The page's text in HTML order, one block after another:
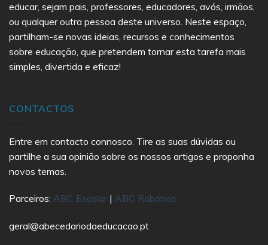
educar, sejam pais, professores, educadores, avós, irmãos,
ou qualquer outra pessoa deste universo. Neste espaço,
partilham-se novas ideias, recursos e conhecimentos
sobre educação, que pretendem tornar esta tarefa mais
simples, divertida e eficaz!
CONTACTOS
Entre em contacto connosco. Tire as suas dúvidas ou
partilhe a sua opinião sobre os nossos artigos e proponha
novos temas.
Parceiros: ABC Escolar | ABC Robótica
geral@abecedariodaeducacao.pt